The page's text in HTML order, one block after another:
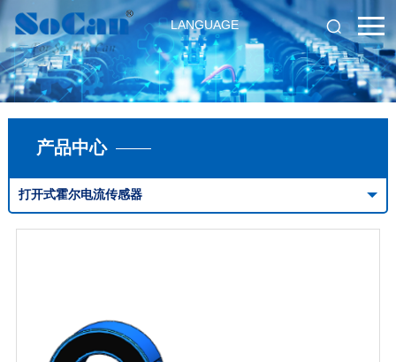
LANGUAGE
产品中心
打开式霍尔电流传感器